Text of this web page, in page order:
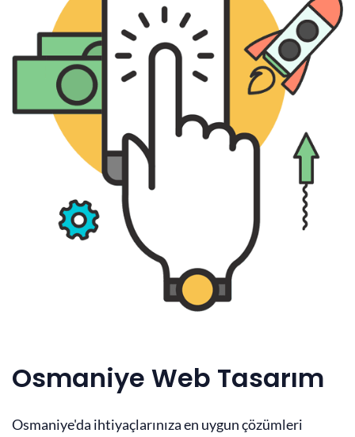
Osmaniye Web Tasarım
Osmaniye'da ihtiyaçlarınıza en uygun çözümleri